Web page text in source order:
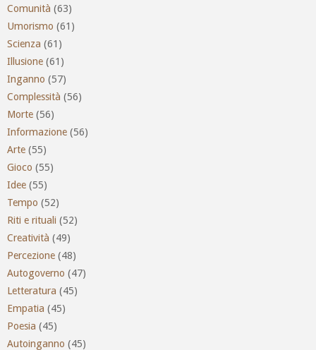
Comunità (63)
Umorismo (61)
Scienza (61)
Illusione (61)
Inganno (57)
Complessità (56)
Morte (56)
Informazione (56)
Arte (55)
Gioco (55)
Idee (55)
Tempo (52)
Riti e rituali (52)
Creatività (49)
Percezione (48)
Autogoverno (47)
Letteratura (45)
Empatia (45)
Poesia (45)
Autoinganno (45)